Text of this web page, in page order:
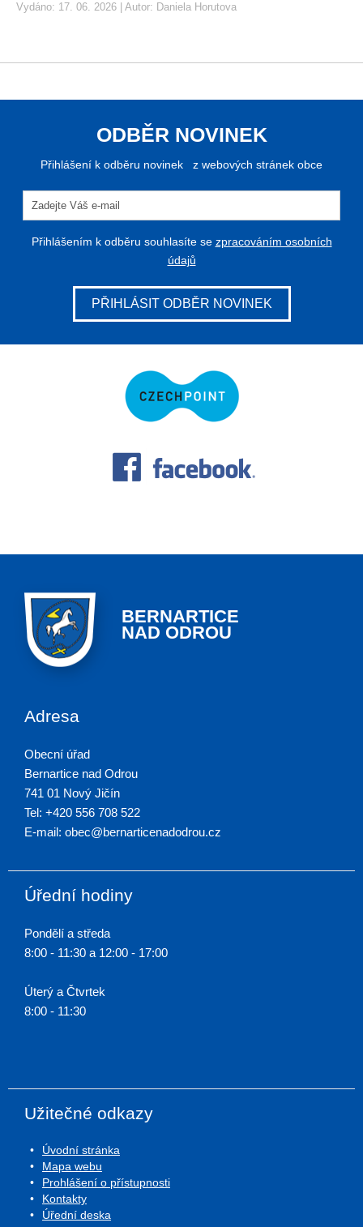
Vydáno: 17. 06. 2026 | Autor: Daniela Horutova
ODBĚR NOVINEK
Přihlášení k odběru novinek z webových stránek obce
Přihlášením k odběru souhlasíte se zpracováním osobních
údajů
PŘIHLÁSIT ODBĚR NOVINEK
BERNARTICE
NAD ODROU
Adresa
Obecní úřad
Bernartice nad Odrou
741 01 Nový Jičín
Tel: +420 556 708 522
E-mail: obec@bernarticenadodrou.cz
Úřední hodiny
Pondělí a středa
8:00 - 11:30 a 12:00 - 17:00
Úterý a Čtvrtek
8:00 - 11:30
Užitečné odkazy
Úvodní stránka
Mapa webu
Prohlášení o přístupnosti
Kontakty
Úřední deska